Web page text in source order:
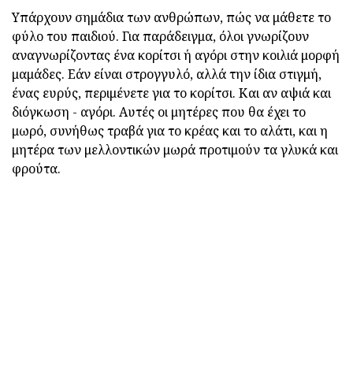
Υπάρχουν σημάδια των ανθρώπων, πώς να μάθετε το
φύλο του παιδιού. Για παράδειγμα, όλοι γνωρίζουν
αναγνωρίζοντας ένα κορίτσι ή αγόρι στην κοιλιά μορφή
μαμάδες. Εάν είναι στρογγυλό, αλλά την ίδια στιγμή,
ένας ευρύς, περιμένετε για το κορίτσι. Και αν αψιά και
διόγκωση - αγόρι. Αυτές οι μητέρες που θα έχει το
μωρό, συνήθως τραβά για το κρέας και το αλάτι, και η
μητέρα των μελλοντικών μωρά προτιμούν τα γλυκά και
φρούτα.